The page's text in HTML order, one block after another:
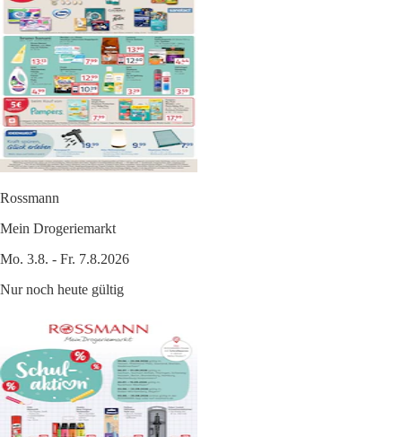
Rossmann
Mein Drogeriemarkt
Mo. 3.8. - Fr. 7.8.2026
Nur noch heute gültig